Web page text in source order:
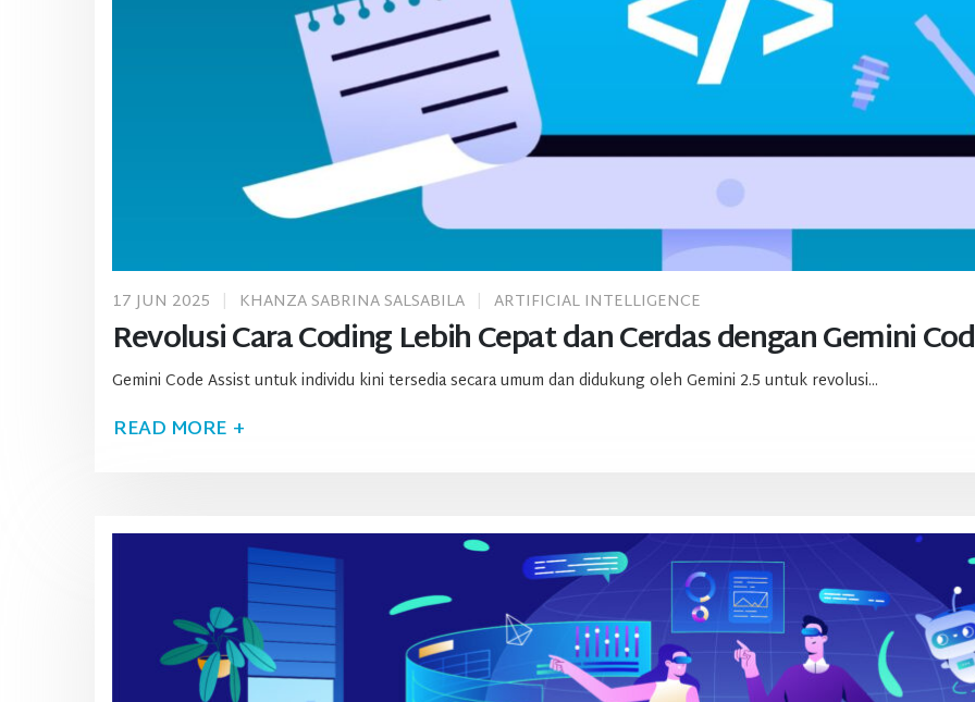
Revolusi Cara Coding Lebih Cepat dan Cerdas dengan Gemini
17 JUN 2025 KHANZA SABRINA SALSABILA ARTIFICIAL INTELLIGENCE
Gemini Code Assist untuk individu kini tersedia secara umum dan didukung oleh Gemini 2.5 untuk revolusi...
READ MORE +